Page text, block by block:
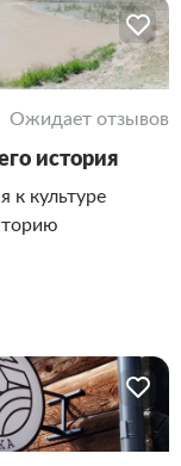
Ожидает отзывов
история
к культуре